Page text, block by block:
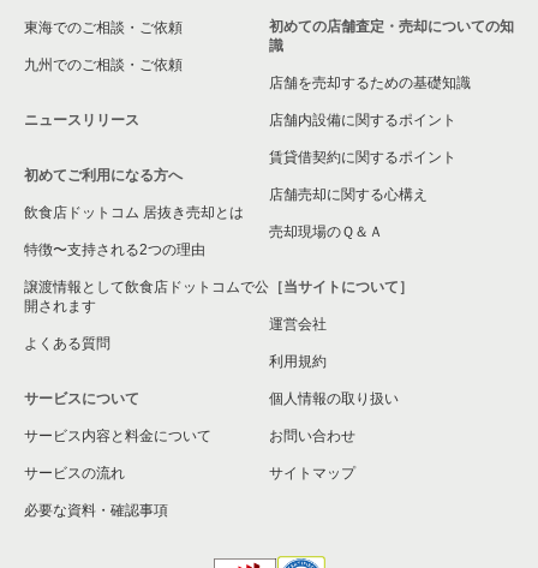
横浜市旭区の飲食店の居抜き売却物件の案件一覧
横浜市緑区の飲食店の居抜き売却物件の案件一覧
平塚市の飲食店の居抜き売却物件の案件一覧
横浜市港南区の飲食店の居抜き売却物件の案件一覧
横須賀市の飲食店の居抜き売却物件の案件一覧
三浦市の飲食店の居抜き売却物件の案件一覧
藤沢市の飲食店の居抜き売却物件の案件一覧
横浜市栄区の飲食店の居抜き売却物件の案件一覧
東海でのご相談・ご依頼
九州でのご相談・ご依頼
ニュースリリース
初めてご利用になる方へ
飲食店ドットコム 居抜き売却とは
特徴〜支持される2つの理由
譲渡情報として飲食店ドットコムで公
開されます
よくある質問
サービスについて
サービス内容と料金について
サービスの流れ
必要な資料・確認事項
初めての店舗査定・売却についての知
識
店舗を売却するための基礎知識
店舗内設備に関するポイント
賃貸借契約に関するポイント
店舗売却に関する心構え
売却現場のＱ＆Ａ
［当サイトについて］
運営会社
利用規約
個人情報の取り扱い
お問い合わせ
サイトマップ